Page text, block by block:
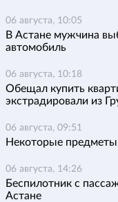
06 августа, 10:05
В Астане мужчина
автомобиль
06 августа, 10:18
Обещал купить
экстрадировали из
06 августа, 09:51
Некоторые
06 августа, 14:26
Беспилотник с
Астане